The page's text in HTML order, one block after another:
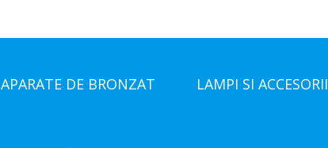
APARATE DE BRONZAT LAMPI SI ACCESORII